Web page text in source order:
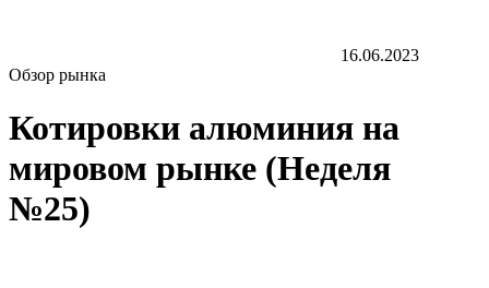
16.06.2023
Обзор рынка
Котировки алюминия на
мировом рынке (Неделя
№25)